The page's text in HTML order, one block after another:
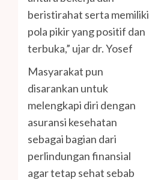
beristirahat serta memiliki
pola pikir yang positif dan
terbuka,” ujar dr. Yosef
Masyarakat pun
disarankan untuk
melengkapi diri dengan
asuransi kesehatan
sebagai bagian dari
perlindungan finansial
agar tetap sehat sebab